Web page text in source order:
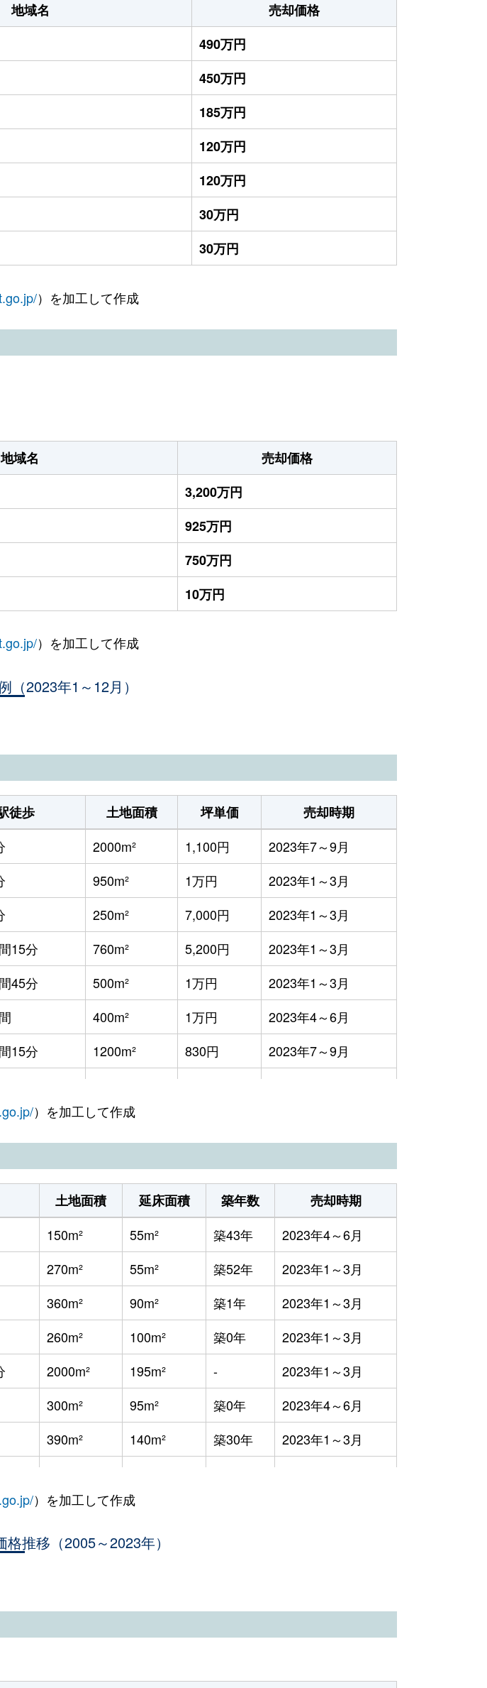
地域名
売却価格
490万円
450万円
185万円
120万円
120万円
30万円
30万円
）を加工して作成
地域名
売却価格
3,200万円
925万円
750万円
10万円
）を加工して作成
（2023年1～12月）
徒歩 土地面積 坪単価
売却時期
2000m² 1,100円
2023年7～9月
950m² 1万円
2023年1～3月
250m² 7,000円
2023年1～3月
15分 760m² 5,200円
2023年1～3月
45分 500m² 1万円
2023年1～3月
400m² 1万円
2023年4～6月
15分 1200m² 830円
2023年7～9月
2000m²
1900m² 9,600円
2023年1～3月
1000m² 2万円
2023年1～3月
380m² 2,600円
2023年4～6月
540m² 2万円
2023年7～9月
1000m² 4万円
2023年7～9月
200m² 1万円
2023年1～3月
350m² 9,500円
2023年4～6月
310m² 2万円 2023年1～3月
）を加工して作成
土地面積 延床面積 築年数
売却時期
150m² 55m² 築43年
2023年4～6月
270m² 55m² 築52年
2023年1～3月
360m² 90m² 築1年
2023年1～3月
260m² 100m² 築0年
2023年1～3月
2000m² 195m² -
2023年1～3月
300m² 95m² 築0年
2023年4～6月
390m² 140m² 築30年
2023年1～3月
115m² 60m²
330m² 75m²
）を加工して作成
推移（2005～2023年）